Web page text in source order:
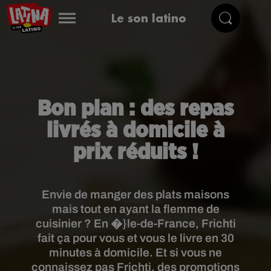
Le son latino
Bon plan : des repas
livrés à domicile à
prix réduits !
Envie de manger des plats maisons
mais tout en ayant la flemme de
cuisinier ? En �}le-de-France, Frichti
fait ça pour vous et vous le livre en 30
minutes à domicile. Et si vous ne
connaissez pas Frichti, des promotions